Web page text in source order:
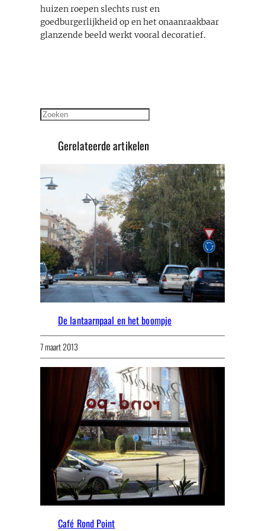
huizen roepen slechts rust en
goedburgerlijkheid op en het onaanraakbaar
glanzende beeld werkt vooral decoratief.
Zoeken
Gerelateerde artikelen
De lantaarnpaal en het boompje
7 maart 2013
Café Rond Point